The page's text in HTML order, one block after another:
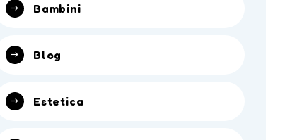
Bambini
Blog
Estetica